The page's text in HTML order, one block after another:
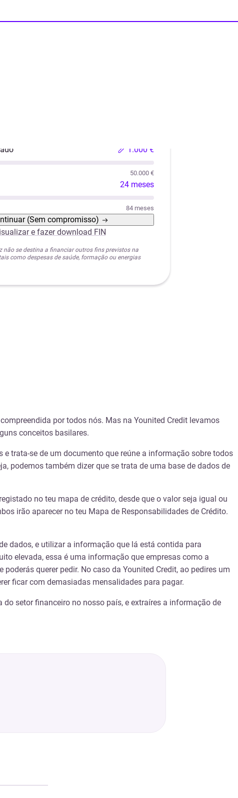
1.000 €
50.000 €
24 meses
84 meses
(Sem compromisso)
e fazer download FIN
não se destina a financiar outros fins previstos na
como despesas de saúde, formação ou energias
por todos nós. Mas na Younited Credit levamos
conceitos basilares.
trata-se de um documento que reúne a informação sobre todos
podemos também dizer que se trata de uma base de dados de
no teu mapa de crédito, desde que o valor seja igual ou
irão aparecer no teu Mapa de Responsabilidades de Crédito.
dados, e utilizar a informação que lá está contida para
elevada, essa é uma informação que empresas como a
querer pedir. No caso da Younited Credit, ao pedires um
ficar com demasiadas mensalidades para pagar.
setor financeiro no nosso país, e extraíres a informação de